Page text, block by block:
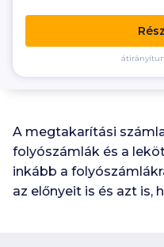
A megtakarítási
folyószámlák és a
inkább a
az előnyeit is és azt is,